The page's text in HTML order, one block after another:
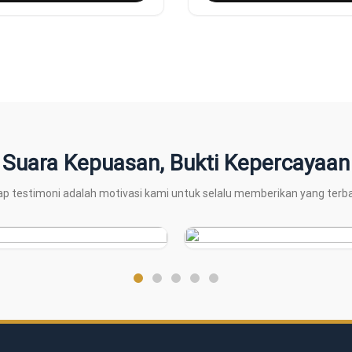
Suara Kepuasan, Bukti Kepercayaan
testimoni adalah motivasi kami untuk selalu memberikan yang